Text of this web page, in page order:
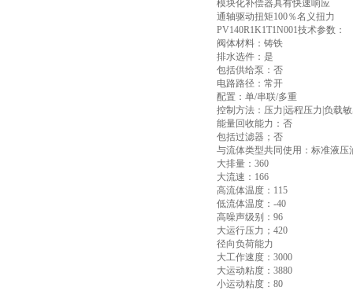
模块化补偿器具有快速响应
通轴驱动扭矩100％名义扭力
PV140R1K1T1N001技术参数：
阀体材料：铸铁
排水选件：是
包括供给泵：否
电路路径：常开
配置：单/串联/多重
控制方法：压力|远程压力|负载
能量回收能力：否
包括过滤器；否
与流体类型共同使用：标准液压
大排量：360
大流速：166
高流体温度：115
低流体温度：-40
高噪声级别：96
大运行压力；420
径向负荷能力
大工作速度：3000
大运动粘度：3880
小运动粘度：80